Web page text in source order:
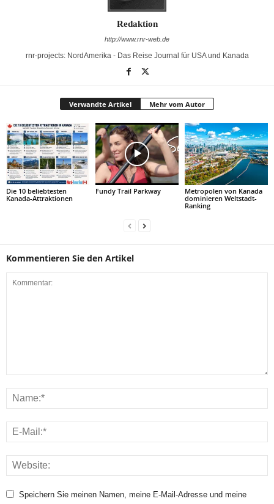
Redaktion
http://www.rnr-web.de
rnr-projects: NordAmerika - Das Reise Journal für USA und Kanada
Verwandte Artikel Mehr vom Autor
Die 10 beliebtesten
Kanada-Attraktionen
Fundy Trail Parkway
Metropolen von Kanada
dominieren Weltstadt-
Ranking
Kommentieren Sie den Artikel
Speichern Sie meinen Namen, meine E-Mail-Adresse und meine